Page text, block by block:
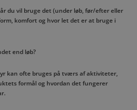
du vil bruge det (under løb, før/efter eller
komfort og hvor let det er at bruge i
end løb?
kan ofte bruges på tværs af aktiviteter,
formål og hvordan det fungerer